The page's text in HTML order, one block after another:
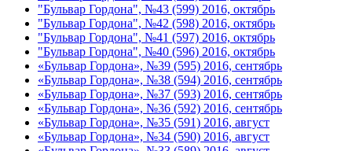
"Бульвар Гордона", №43 (599) 2016, октябрь
"Бульвар Гордона", №42 (598) 2016, октябрь
"Бульвар Гордона", №41 (597) 2016, октябрь
"Бульвар Гордона", №40 (596) 2016, октябрь
«Бульвар Гордона», №39 (595) 2016, сентябрь
«Бульвар Гордона», №38 (594) 2016, сентябрь
«Бульвар Гордона», №37 (593) 2016, сентябрь
«Бульвар Гордона», №36 (592) 2016, сентябрь
«Бульвар Гордона», №35 (591) 2016, август
«Бульвар Гордона», №34 (590) 2016, август